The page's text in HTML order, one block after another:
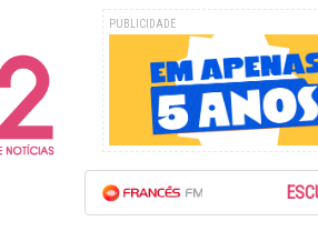
PUBLICIDADE
ESCUTE